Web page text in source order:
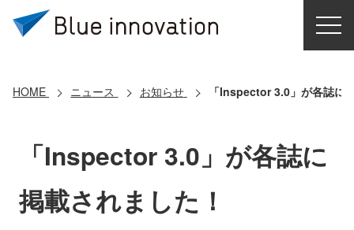
導入事例
コアテクノロジー
HOME ニュース お知らせ 「Inspector 3.0」が各誌に
「Inspector 3.0」が各誌に
掲載されました！